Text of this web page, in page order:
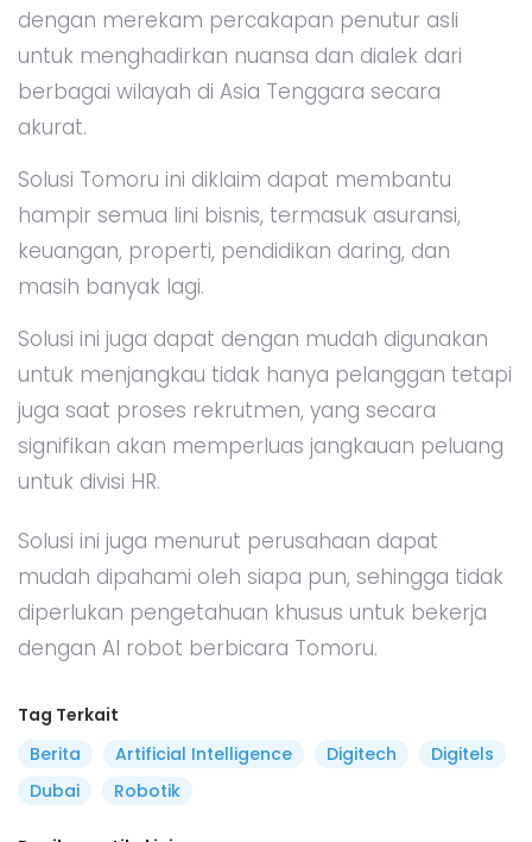
dengan merekam percakapan penutur asli
untuk menghadirkan nuansa dan dialek dari
berbagai wilayah di Asia Tenggara secara
akurat.
Solusi Tomoru ini diklaim dapat membantu
hampir semua lini bisnis, termasuk asuransi,
keuangan, properti, pendidikan daring, dan
masih banyak lagi.
Solusi ini juga dapat dengan mudah digunakan
untuk menjangkau tidak hanya pelanggan tetapi
juga saat proses rekrutmen, yang secara
signifikan akan memperluas jangkauan peluang
untuk divisi HR.
Solusi ini juga menurut perusahaan dapat
mudah dipahami oleh siapa pun, sehingga tidak
diperlukan pengetahuan khusus untuk bekerja
dengan AI robot berbicara Tomoru.
Tag Terkait
Berita
Artificial Intelligence Digitech
Digitels
Dubai
Robotik